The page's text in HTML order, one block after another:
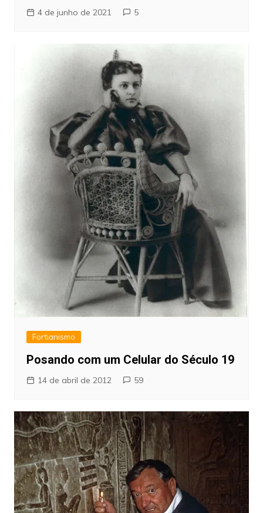
4 de junho de 2021 5
Fortianismo
Posando com um Celular do Século 19
14 de abril de 2012 59